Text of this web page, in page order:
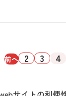
前へ 2 3 4